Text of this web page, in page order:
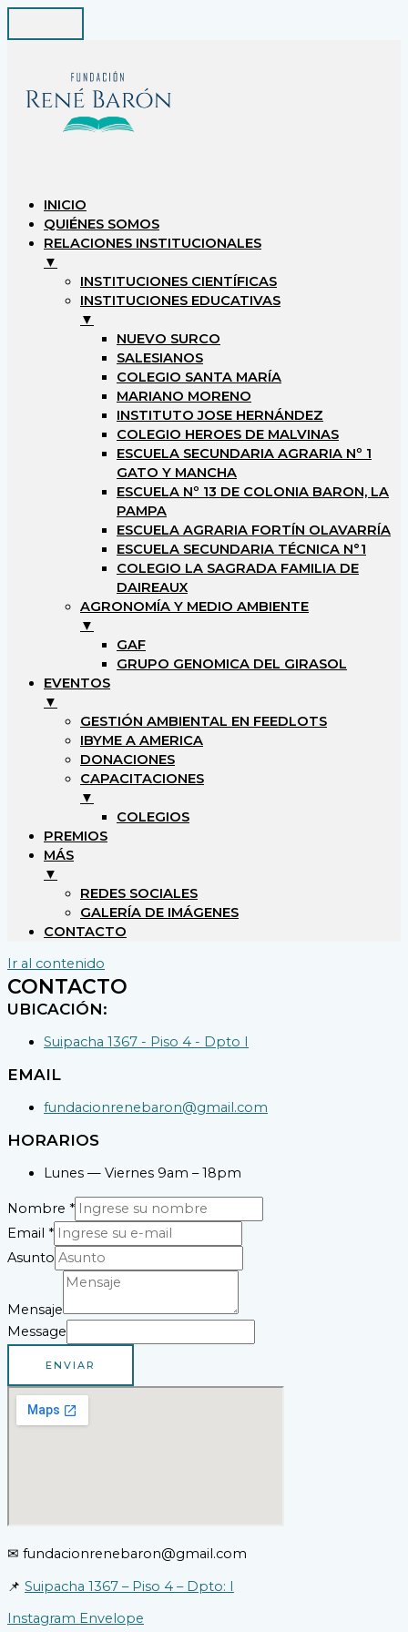
INICIO
QUIÉNES SOMOS
RELACIONES INSTITUCIONALES
▼
INSTITUCIONES CIENTÍFICAS
INSTITUCIONES EDUCATIVAS
▼
NUEVO SURCO
SALESIANOS
COLEGIO SANTA MARÍA
MARIANO MORENO
INSTITUTO JOSE HERNÁNDEZ
COLEGIO HEROES DE MALVINAS
ESCUELA SECUNDARIA AGRARIA Nº 1
GATO Y MANCHA
ESCUELA Nº 13 DE COLONIA BARON, LA
PAMPA
ESCUELA AGRARIA FORTÍN OLAVARRÍA
ESCUELA SECUNDARIA TÉCNICA N°1
COLEGIO LA SAGRADA FAMILIA DE
DAIREAUX
AGRONOMÍA Y MEDIO AMBIENTE
▼
GAF
GRUPO GENOMICA DEL GIRASOL
EVENTOS
▼
GESTIÓN AMBIENTAL EN FEEDLOTS
IBYME A AMERICA
DONACIONES
CAPACITACIONES
▼
COLEGIOS
PREMIOS
MÁS
▼
REDES SOCIALES
GALERÍA DE IMÁGENES
CONTACTO
Ir al contenido
CONTACTO
UBICACIÓN:
Suipacha 1367 - Piso 4 - Dpto I
EMAIL
fundacionrenebaron@gmail.com
HORARIOS
Lunes — Viernes 9am – 18pm
Nombre *
Email *
Asunto
Mensaje
Message
ENVIAR
✉ fundacionrenebaron@gmail.com
📌 Suipacha 1367 – Piso 4 – Dpto: I
Instagram Envelope